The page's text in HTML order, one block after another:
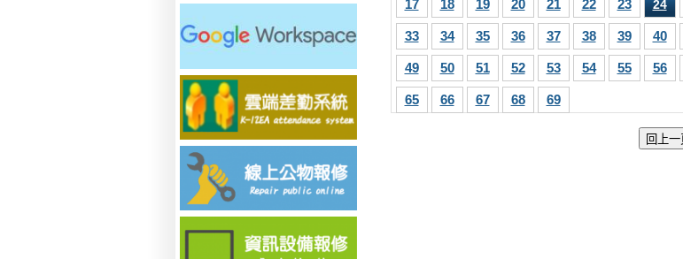
17 18 19 20 21 22 23 24
33 34 35 36 37 38 39 40
49 50 51 52 53 54 55 56
65 66 67 68 69